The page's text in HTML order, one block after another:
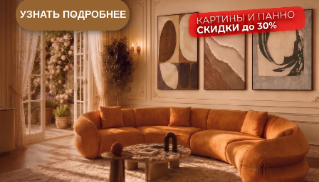
© 2026 Sky Living
Политика конфиденциальности
Политика возврата товаров